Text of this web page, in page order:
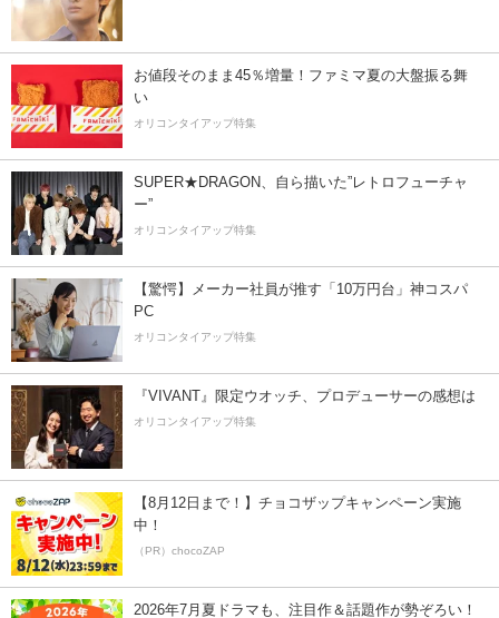
お値段そのまま45％増量！ファミマ夏の大盤振る舞
い
オリコンタイアップ特集
SUPER★DRAGON、自ら描いた”レトロフューチャ
ー”
オリコンタイアップ特集
【驚愕】メーカー社員が推す「10万円台」神コスパ
PC
オリコンタイアップ特集
『VIVANT』限定ウオッチ、プロデューサーの感想は
オリコンタイアップ特集
【8月12日まで！】チョコザップキャンペーン実施
中！
（PR）chocoZAP
2026年7月夏ドラマも、注目作＆話題作が勢ぞろい！